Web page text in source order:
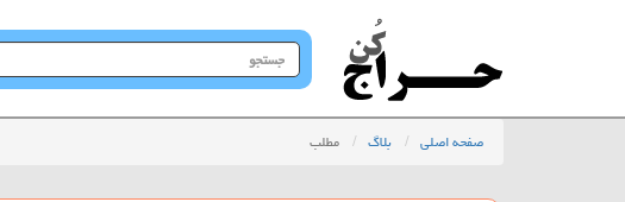
جستجو
در
صفحه اصلی بلاگ مطلب